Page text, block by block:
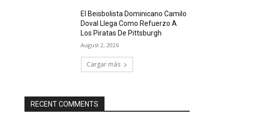
El Beisbolista Dominicano Camilo
Doval Llega Como Refuerzo A
Los Piratas De Pittsburgh
August 2, 2026
Cargar más
RECENT COMMENTS